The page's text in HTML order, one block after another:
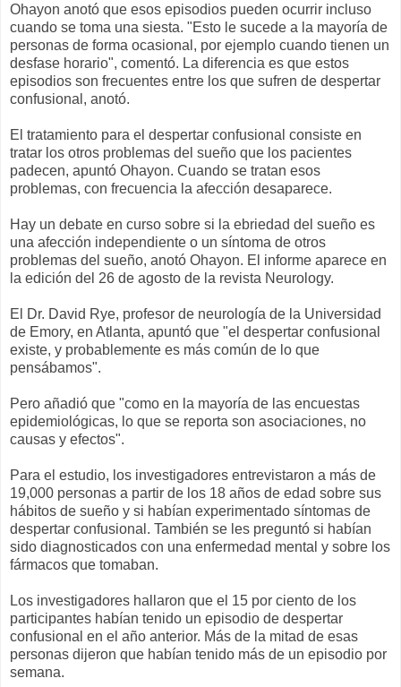
Ohayon anotó que esos episodios pueden ocurrir incluso
cuando se toma una siesta. "Esto le sucede a la mayoría de
personas de forma ocasional, por ejemplo cuando tienen un
desfase horario", comentó. La diferencia es que estos
episodios son frecuentes entre los que sufren de despertar
confusional, anotó.
El tratamiento para el despertar confusional consiste en
tratar los otros problemas del sueño que los pacientes
padecen, apuntó Ohayon. Cuando se tratan esos
problemas, con frecuencia la afección desaparece.
Hay un debate en curso sobre si la ebriedad del sueño es
una afección independiente o un síntoma de otros
problemas del sueño, anotó Ohayon. El informe aparece en
la edición del 26 de agosto de la revista Neurology.
El Dr. David Rye, profesor de neurología de la Universidad
de Emory, en Atlanta, apuntó que "el despertar confusional
existe, y probablemente es más común de lo que
pensábamos".
Pero añadió que "como en la mayoría de las encuestas
epidemiológicas, lo que se reporta son asociaciones, no
causas y efectos".
Para el estudio, los investigadores entrevistaron a más de
19,000 personas a partir de los 18 años de edad sobre sus
hábitos de sueño y si habían experimentado síntomas de
despertar confusional. También se les preguntó si habían
sido diagnosticados con una enfermedad mental y sobre los
fármacos que tomaban.
Los investigadores hallaron que el 15 por ciento de los
participantes habían tenido un episodio de despertar
confusional en el año anterior. Más de la mitad de esas
personas dijeron que habían tenido más de un episodio por
semana.